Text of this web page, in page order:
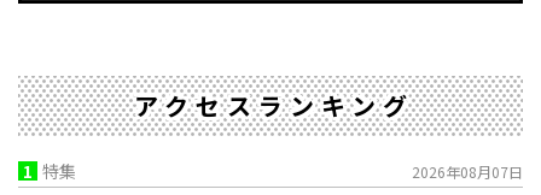
アクセスランキング
1 特集 2026年08月07日